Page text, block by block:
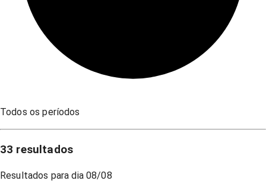
Todos os períodos
33 resultados
Resultados para dia08/08